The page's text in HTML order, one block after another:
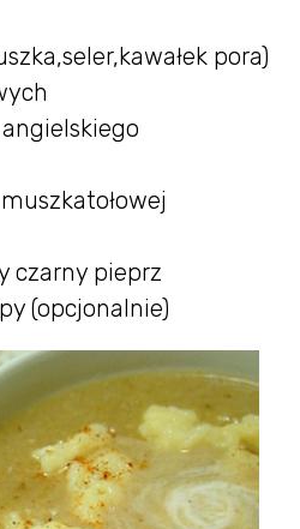
pora)
czarny pieprz
(opcjonalnie)